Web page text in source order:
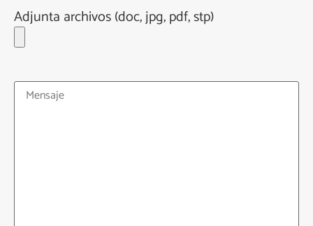
Adjunta archivos (doc, jpg, pdf, stp)